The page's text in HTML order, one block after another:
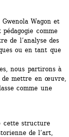
Wagon et
comme
de l’analyse des
ou en tant que
nous partirons à
mettre en œuvre,
comme une
cette structure
de l’art,